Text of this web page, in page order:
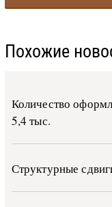
Похожие
Количество
5,4 тыс.
Структурные